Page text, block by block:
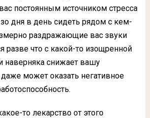
постоянным источником стресса
дня в день сидеть рядом с кем-
раздражающие вас звуки
разве что с какой-то изощренной
наверняка снижает вашу
может оказать негативное
то лекарство от этого